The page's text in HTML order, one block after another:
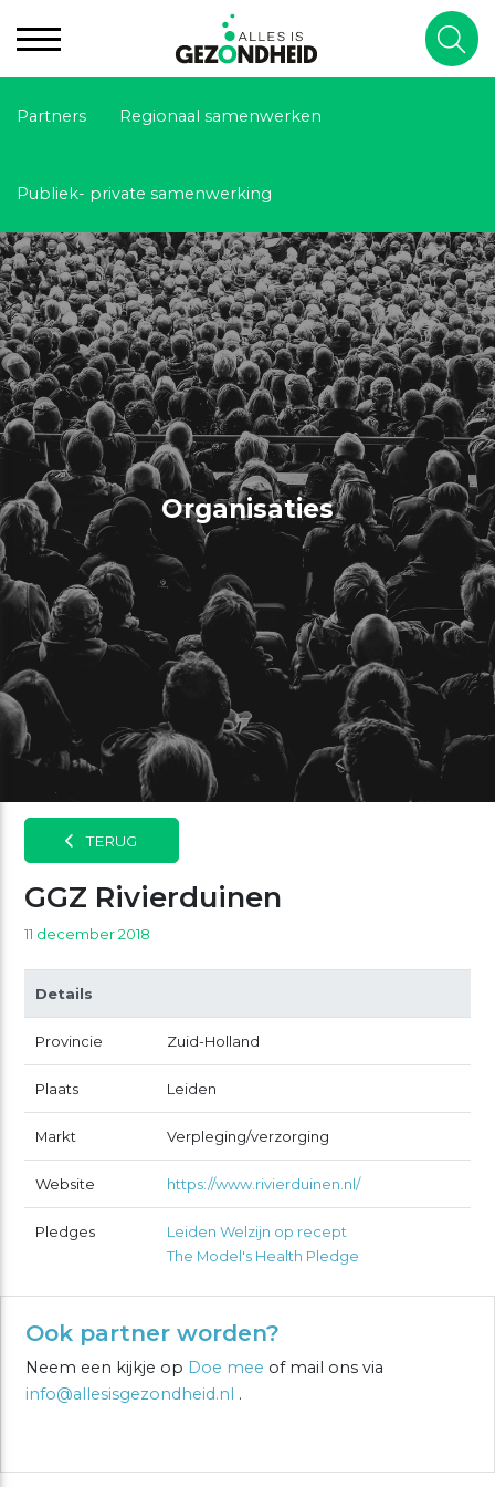
Partners Regionaal samenwerken
Publiek- private samenwerking
Organisaties
TERUG
GGZ Rivierduinen
11 december 2018
Details
Provincie Zuid-Holland
Plaats Leiden
Markt Verpleging/verzorging
Website https://www.rivierduinen.nl/
Pledges
Leiden Welzijn op recept
The Model's Health Pledge
Ook partner worden?
Neem een kijkje op Doe mee of mail ons via
info@allesisgezondheid.nl .